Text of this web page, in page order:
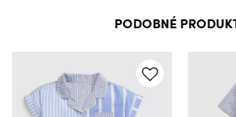
PODOBNÉ